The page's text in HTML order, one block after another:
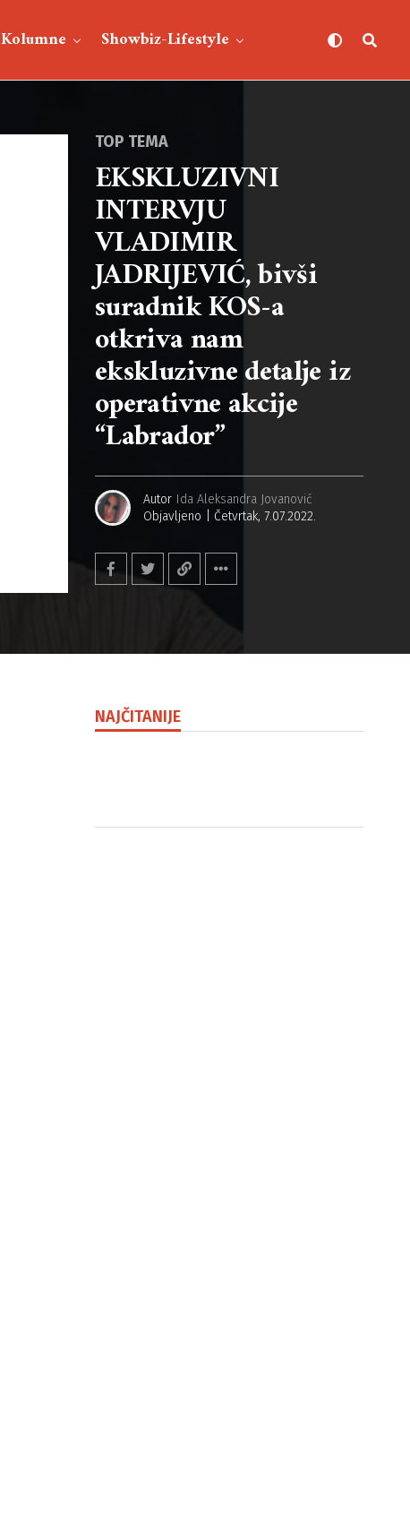
Kolumne Showbiz-Lifestyle
TOP TEMA
EKSKLUZIVNI
INTERVJU
VLADIMIR
JADRIJEVIĆ, bivši
suradnik KOS-a
otkriva nam
ekskluzivne detalje iz
operativne akcije
“Labrador”
Autor Ida Aleksandra Jovanović
Objavljeno
Četvrtak, 7.07.2022.
NAJČITANIJE